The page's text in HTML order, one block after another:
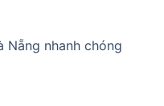
nhanh chóng